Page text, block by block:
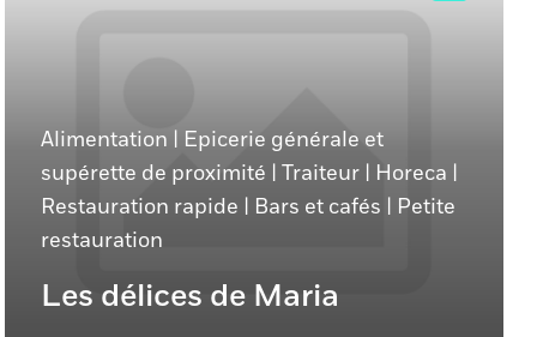
Alimentation | Epicerie générale et
supérette de proximité | Traiteur | Horeca |
Restauration rapide | Bars et cafés | Petite
restauration
Les délices de Maria